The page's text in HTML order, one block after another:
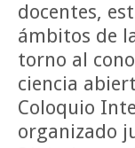
docentes,
ámbitos de
torno al
ciencia
Coloquio
organizado